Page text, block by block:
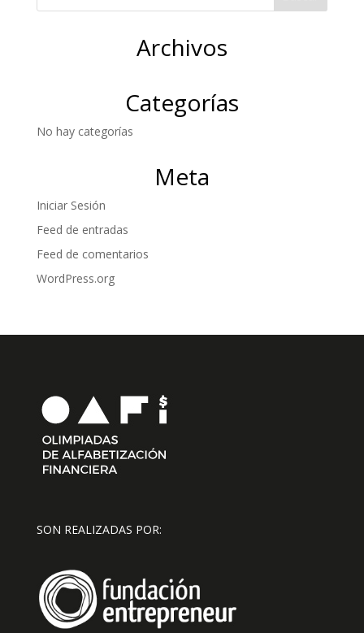
Archivos
Categorías
No hay categorías
Meta
Iniciar Sesión
Feed de entradas
Feed de comentarios
WordPress.org
SON REALIZADAS POR: